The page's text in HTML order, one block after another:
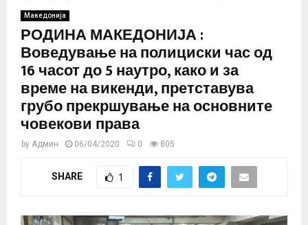
Македонија
РОДИНА МАКЕДОНИЈА :
Воведување на полициски час од
16 часот до 5 наутро, како и за
време на викенди, претставува
грубо прекршување на основните
човекови права
by Админ 06/04/2020 0 805
SHARE 1